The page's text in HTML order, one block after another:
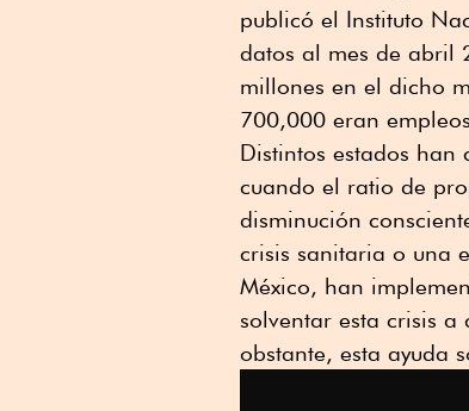
publicó el Instituto
datos al mes de abril
millones en el dicho
700,000 eran
Distintos estados
cuando el ratio de
disminución
crisis sanitaria o una
México, han
solventar esta crisis a
obstante, esta ayuda